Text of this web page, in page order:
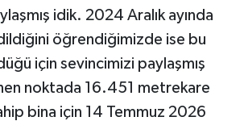
idik. 2024 Aralık ayında
öğrendiğimizde ise bu
için sevincimizi paylaşmış
noktada 16.451 metrekare
bina için 14 Temmuz 2026